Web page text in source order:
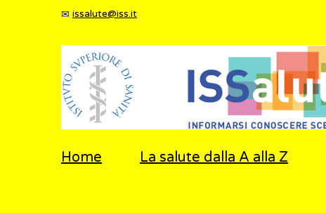
issalute@iss.it
Home La salute dalla A alla Z